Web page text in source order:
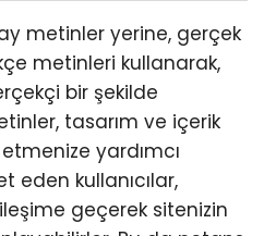
metinler yerine, gerçek
metinleri kullanarak,
bir şekilde
tasarım ve içerik
yardımcı
eden kullanıcılar,
geçerek sitenizin